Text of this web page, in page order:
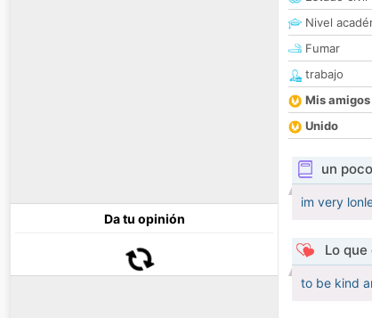
Da tu opinión
Nivel
Fumar
trabajo
Mis amigos
Unido
un
im very
Lo
to be kind